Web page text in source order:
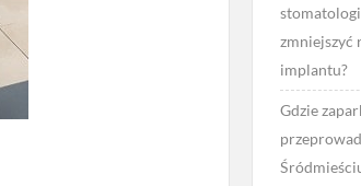
zmniejszyć
implantu?
Gdzie